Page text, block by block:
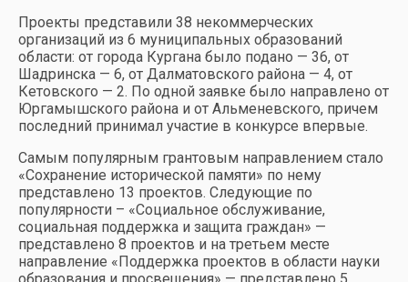
Проекты представили 38 некоммерческих
организаций из 6 муниципальных образований
области: от города Кургана было подано — 36, от
Шадринска — 6, от Далматовского района — 4, от
Кетовского — 2. По одной заявке было направлено от
Юргамышского района и от Альменевского, причем
последний принимал участие в конкурсе впервые.
Самым популярным грантовым направлением стало
«Сохранение исторической памяти» по нему
представлено 13 проектов. Следующие по
популярности – «Социальное обслуживание,
социальная поддержка и защита граждан» —
представлено 8 проектов и на третьем месте
направление «Поддержка проектов в области науки